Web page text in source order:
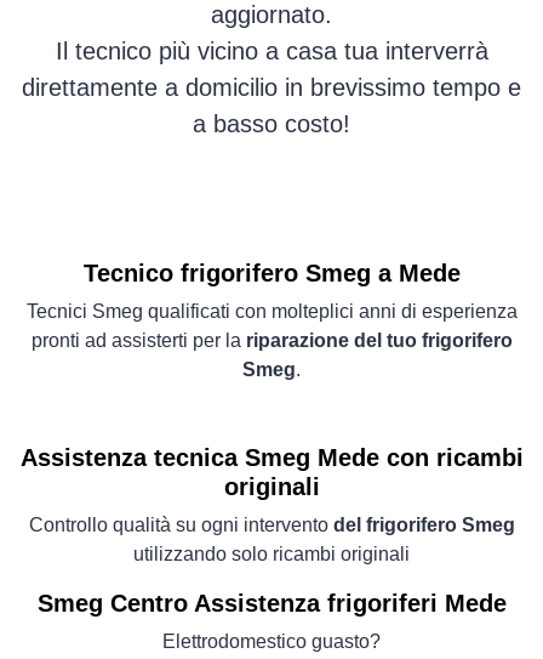
aggiornato.
Il tecnico più vicino a casa tua interverrà
direttamente a domicilio in brevissimo tempo e
a basso costo!
Tecnico frigorifero Smeg a Mede
Tecnici Smeg qualificati con molteplici anni di esperienza
pronti ad assisterti per la riparazione del tuo frigorifero
Smeg.
Assistenza tecnica Smeg Mede con ricambi
originali
Controllo qualità su ogni intervento del frigorifero Smeg
utilizzando solo ricambi originali
Smeg Centro Assistenza frigoriferi Mede
Elettrodomestico guasto?